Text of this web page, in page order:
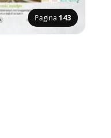
Pagina 143